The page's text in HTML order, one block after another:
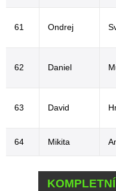
61 Ondrej
62 Daniel
63 David
64 Mikita